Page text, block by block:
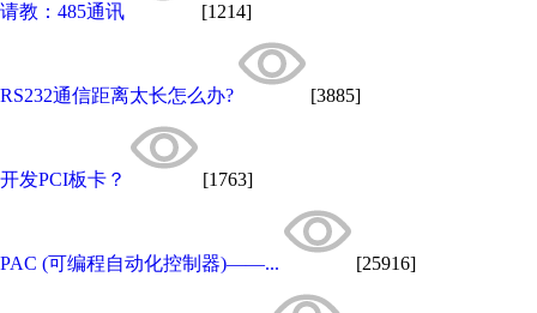
请教：485通讯 [1214]
RS232通信距离太长怎么办? [3885]
开发PCI板卡？ [1763]
PAC (可编程自动化控制器)——... [25916]